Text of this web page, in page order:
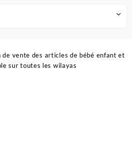
de vente des articles de bébé enfant et
sur toutes les wilayas